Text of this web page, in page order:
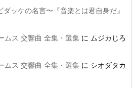
ッケの名言〜『音楽とは君自身だ』
ムス 交響曲 全集・選集 に ムジカじろ
ムス 交響曲 全集・選集 に シオダタカ